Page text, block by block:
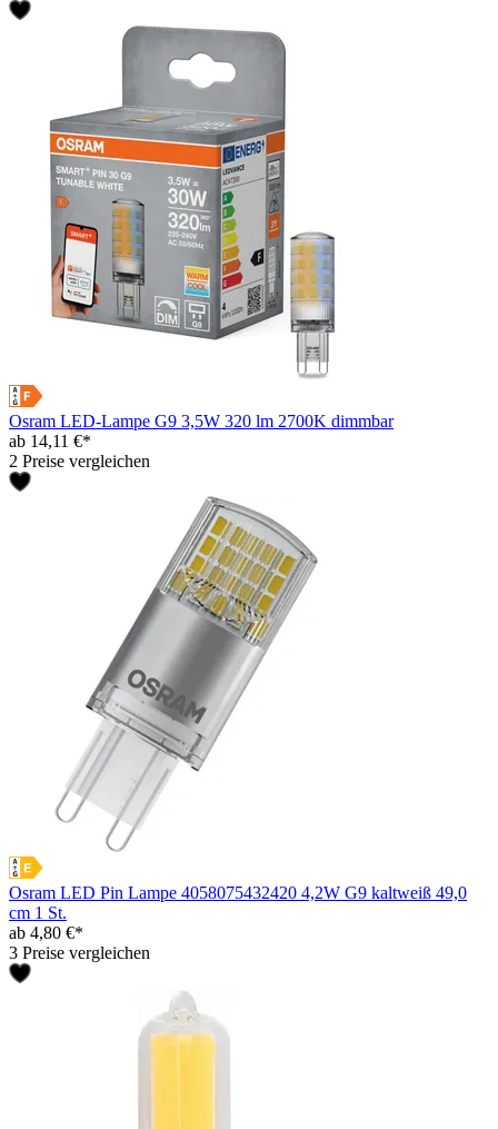
Osram LED-Lampe G9 3,5W 320 lm 2700K dimmbar
ab 14,11 €*
2 Preise vergleichen
Osram LED Pin Lampe 4058075432420 4,2W G9 kaltweiß 49,0
cm 1 St.
ab 4,80 €*
3 Preise vergleichen